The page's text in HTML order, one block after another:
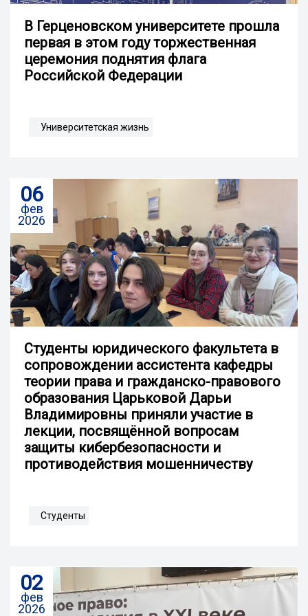
В Герценовском университете прошла
первая в этом году торжественная
церемония поднятия флага
Российской Федерации
Университетская жизнь
06
фев
2026
Студенты юридического факультета в
сопровождении ассистента кафедры
теории права и гражданско-правового
образования Царьковой Дарьи
Владимировны приняли участие в
лекции, посвящённой вопросам
защиты кибербезопасности и
противодействия мошенничеству
Студенты
02
фев
2026